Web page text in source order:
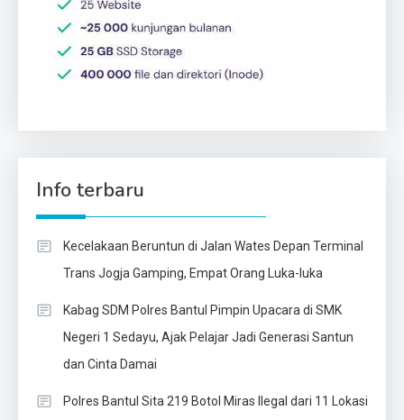
Info terbaru
Kecelakaan Beruntun di Jalan Wates Depan Terminal
Trans Jogja Gamping, Empat Orang Luka-luka
Kabag SDM Polres Bantul Pimpin Upacara di SMK
Negeri 1 Sedayu, Ajak Pelajar Jadi Generasi Santun
dan Cinta Damai
Polres Bantul Sita 219 Botol Miras Ilegal dari 11 Lokasi